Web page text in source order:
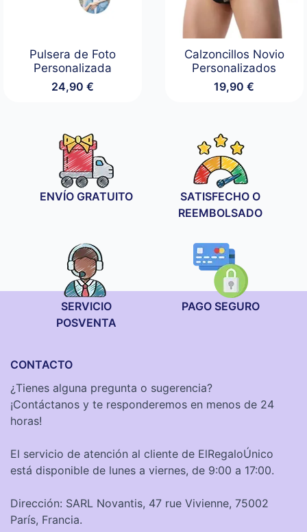
Pulsera de Foto
Personalizada
24,90€
Calzoncillos Novio
Personalizados
19,90€
ENVÍO GRATUITO
SATISFECHO O
REEMBOLSADO
SERVICIO
POSVENTA
PAGO SEGURO
CONTACTO
¿Tienes alguna pregunta o sugerencia?
¡Contáctanos y te responderemos en menos de 24
horas!
El servicio de atención al cliente de ElRegaloÚnico
está disponible de lunes a viernes, de 9:00 a 17:00.
Dirección: SARL Novantis, 47 rue Vivienne, 75002
París, Francia.